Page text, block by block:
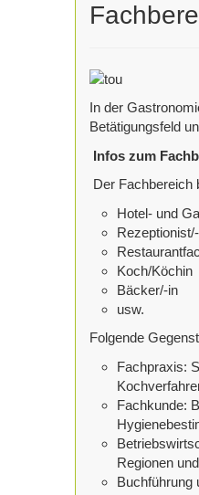
In der
Betätigungsfeld
Infos zum
Der Fachbereich
Hotel- und
Koch/Köchin
Bäcker/-in
usw.
Folgende
Fachpraxis:
Fachkunde:
Regionen
Buchführung